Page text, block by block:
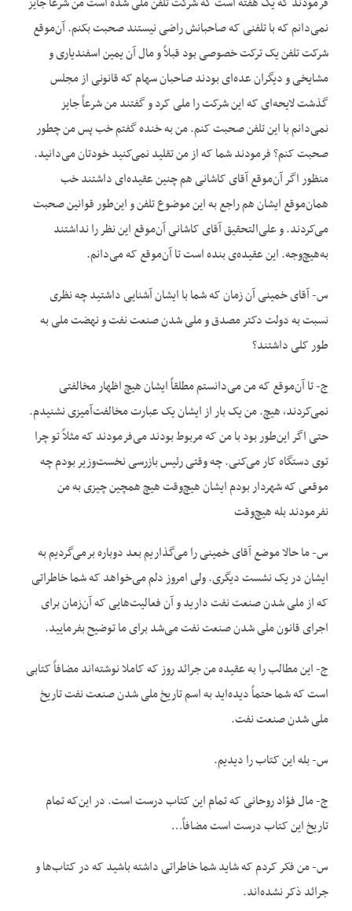
نمی‌دانم که با تلفنی که صاحبانش راضی نیستند صحبت بکنم. آن‌موقع
شرکت تلفن یک ترکت خصوصی بود قبلاً و مال آن یمین اسفندیاری و
مشایخی و دیگران عده‌ای بودند صاحبان سهام که قانونی از مجلس
گذشت لایحه‌ای که این شرکت را ملی کرد و گفتند من شرعاً جایز
نمی‌دانم با این تلفن صحبت کنم. من به خنده گفتم خب پس من چطور
صحبت کنم؟ فرمودند شما که از من تقلید نمی‌کنید خودتان می‌دانید.
منظور اگر آن‌موقع آقای کاشانی هم چنین عقیده‌ای داشتند خب
همان‌موقع ایشان هم راجع به این موضوع تلفن و این‌طور قوانین صحبت
می‌کردند. و علی‌التحقیق آقای کاشانی آن‌موقع این نظر را نداشتند
به‌هیچ‌وجه. این عقیده‌ی بنده است تا آن‌موقع که می‌دانم.
س- آقای خمینی آن زمان که شما با ایشان آشنایی داشتید چه نظری
نسبت به دولت دکتر مصدق و ملی شدن صنعت نفت و نهضت ملی به
طور کلی داشتند؟
ج- تا آن‌موقع که من می‌دانستم مطلقاً ایشان هیچ اظهار مخالفتی
نمی‌کردند، هیچ. من یک بار از ایشان یک عبارت مخالفت‌آمیزی نشنیدم.
حتی اگر این‌طور بود با من که مربوط بودند می‌فرمودند که مثلاً تو چرا
توی دستگاه کار می‌کنی. چه وقتی رئیس بازرسی نخست‌وزیر بودم چه
موقعی که شهردار بودم ایشان هیچ‌وقت هیچ همچین چیزی به من
نفرمودند بله هیچ‌وقت
س- ما حالا موضع آقای خمینی را می‌گذاریم بعد دوباره برمی‌گردیم به
ایشان در یک نشست دیگری. ولی امروز دلم می‌خواهد که شما خاطراتی
که از ملی شدن صنعت نفت دارید و آن فعالیت‌هایی که آن‌زمان برای
اجرای قانون ملی شدن صنعت نفت می‌شد برای ما توضیح بفرمایید.
ج- این مطالب را به عقیده من جرائد روز که کاملا نوشته‌اند مضافاً کتابی
است که شما حتماً دیده‌اید به اسم تاریخ ملی شدن صنعت نفت تاریخ
ملی شدن صنعت نفت.
س- بله این کتاب را دیدیم.
ج- مال فؤاد روحانی که تمام این کتاب درست است. در این‌که تمام
تاریخ این کتاب درست است مضافاً…
س- من فکر کردم که شاید شما خاطراتی داشته باشید که در کتاب‌ها و
جرائد ذکر نشده‌اند.